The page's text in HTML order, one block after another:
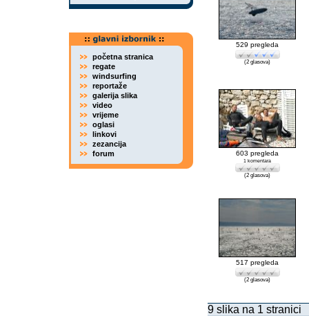
početna stranica
regate
windsurfing
reportaže
galerija slika
video
vrijeme
oglasi
linkovi
zezancija
forum
529 pregleda
(2 glasova)
603 pregleda
1 komentara
(2 glasova)
517 pregleda
(2 glasova)
9 slika na 1 stranici